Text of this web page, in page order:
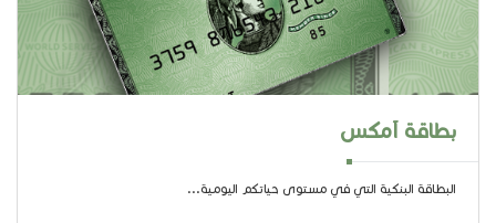
بطاقة آمكس
البطاقة البنكية التي في مستوى حياتكم اليومية...